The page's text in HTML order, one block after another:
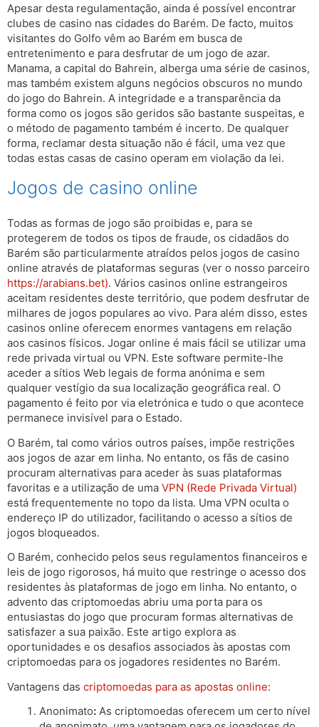
Apesar desta regulamentação, ainda é possível encontrar
clubes de casino nas cidades do Barém. De facto, muitos
visitantes do Golfo vêm ao Barém em busca de
entretenimento e para desfrutar de um jogo de azar.
Manama, a capital do Bahrein, alberga uma série de casinos,
mas também existem alguns negócios obscuros no mundo
do jogo do Bahrein. A integridade e a transparência da
forma como os jogos são geridos são bastante suspeitas, e
o método de pagamento também é incerto. De qualquer
forma, reclamar desta situação não é fácil, uma vez que
todas estas casas de casino operam em violação da lei.
Jogos de casino online
Todas as formas de jogo são proibidas e, para se
protegerem de todos os tipos de fraude, os cidadãos do
Barém são particularmente atraídos pelos jogos de casino
online através de plataformas seguras (ver o nosso parceiro
https://arabians.bet). Vários casinos online estrangeiros
aceitam residentes deste território, que podem desfrutar de
milhares de jogos populares ao vivo. Para além disso, estes
casinos online oferecem enormes vantagens em relação
aos casinos físicos. Jogar online é mais fácil se utilizar uma
rede privada virtual ou VPN. Este software permite-lhe
aceder a sítios Web legais de forma anónima e sem
qualquer vestígio da sua localização geográfica real. O
pagamento é feito por via eletrónica e tudo o que acontece
permanece invisível para o Estado.
O Barém, tal como vários outros países, impõe restrições
aos jogos de azar em linha. No entanto, os fãs de casino
procuram alternativas para aceder às suas plataformas
favoritas e a utilização de uma VPN (Rede Privada Virtual)
está frequentemente no topo da lista. Uma VPN oculta o
endereço IP do utilizador, facilitando o acesso a sítios de
jogos bloqueados.
O Barém, conhecido pelos seus regulamentos financeiros e
leis de jogo rigorosos, há muito que restringe o acesso dos
residentes às plataformas de jogo em linha. No entanto, o
advento das criptomoedas abriu uma porta para os
entusiastas do jogo que procuram formas alternativas de
satisfazer a sua paixão. Este artigo explora as
oportunidades e os desafios associados às apostas com
criptomoedas para os jogadores residentes no Barém.
Vantagens das criptomoedas para as apostas online:
Anonimato: As criptomoedas oferecem um certo nível